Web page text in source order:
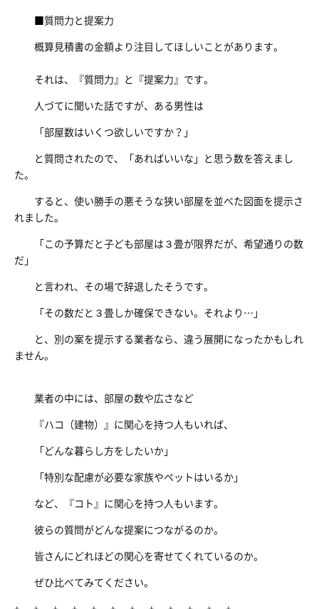
■質問力と提案力
概算見積書の金額より注目してほしいことがあります。
それは、『質問力』と『提案力』です。
人づてに聞いた話ですが、ある男性は
「部屋数はいくつ欲しいですか？」
と質問されたので、「あればいいな」と思う数を答えまし
た。
すると、使い勝手の悪そうな狭い部屋を並べた図面を提示さ
れました。
「この予算だと子ども部屋は３畳が限界だが、希望通りの数
だ」
と言われ、その場で辞退したそうです。
「その数だと３畳しか確保できない。それより…」
と、別の案を提示する業者なら、違う展開になったかもしれ
ません。
業者の中には、部屋の数や広さなど
『ハコ（建物）』に関心を持つ人もいれば、
「どんな暮らし方をしたいか」
「特別な配慮が必要な家族やペットはいるか」
など、『コト』に関心を持つ人もいます。
彼らの質問がどんな提案につながるのか。
皆さんにどれほどの関心を寄せてくれているのか。
ぜひ比べてみてください。